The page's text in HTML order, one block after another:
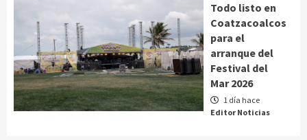
Todo listo en
Coatzacoalcos
para el
arranque del
Festival del
Mar 2026
1 día hace
Editor Noticias